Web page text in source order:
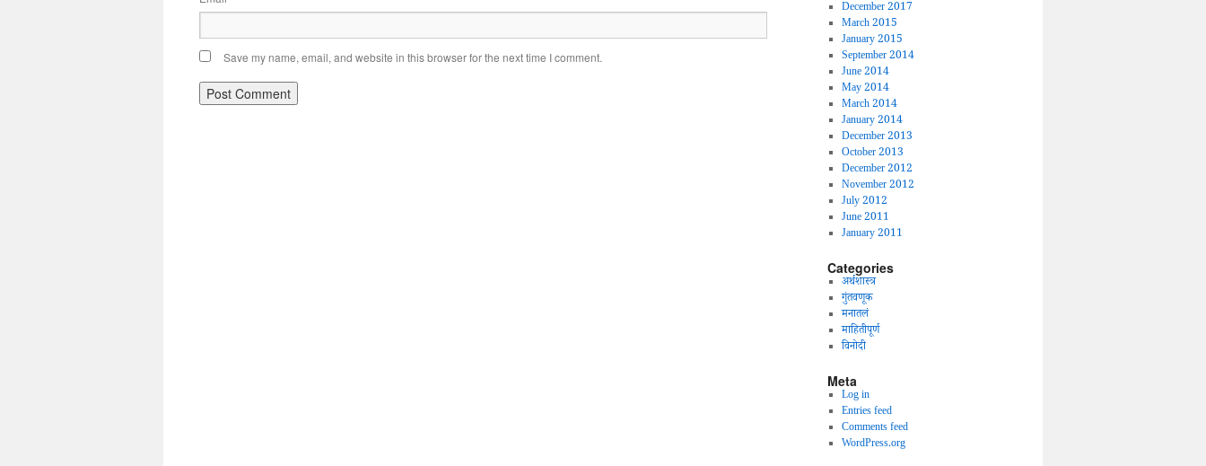
Save my name, email, and website in this browser for the next time I comment.
December 2017
March 2015
January 2015
September 2014
June 2014
May 2014
March 2014
January 2014
December 2013
October 2013
December 2012
November 2012
July 2012
June 2011
January 2011
Categories
अर्थशास्त्र
गुंतवणूक
मनातलं
माहितीपूर्ण
विनोदी
Meta
Log in
Entries feed
Comments feed
WordPress.org